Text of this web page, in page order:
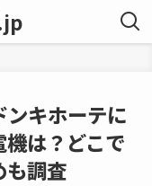
キホーテに
は？どこで
も調査